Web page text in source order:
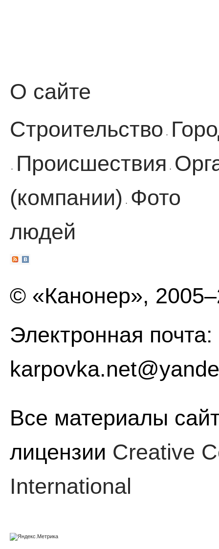
О сайте
Строительство ·
· Происшествия ·
(компании)
·
Фото
людей
© «Канонер»,
Электронная почта:
Все материалы
лицензии Creative
International